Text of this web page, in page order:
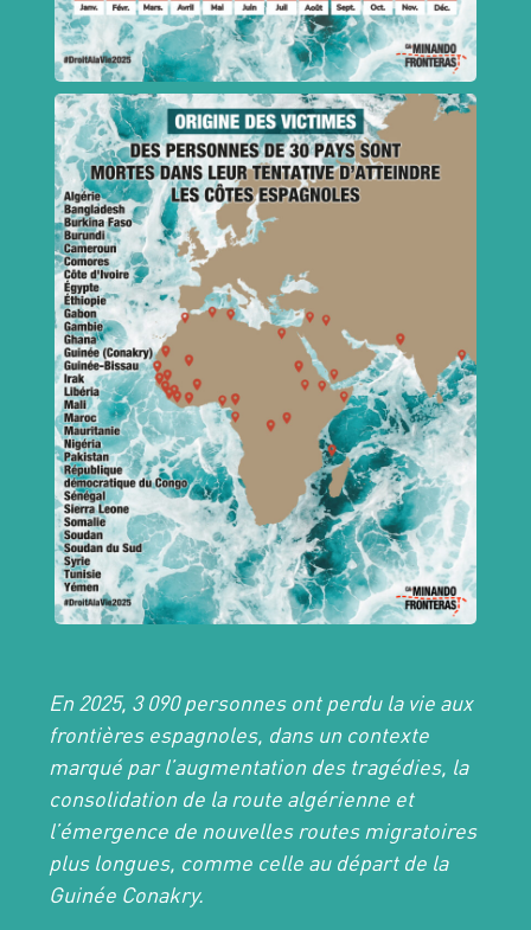
En 2025, 3 090 personnes ont perdu la vie aux
frontières espagnoles, dans un contexte
marqué par l’augmentation des tragédies, la
consolidation de la route algérienne et
l’émergence de nouvelles routes migratoires
plus longues, comme celle au départ de la
Guinée Conakry.